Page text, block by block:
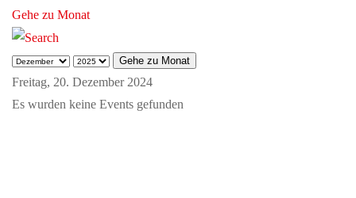
Gehe zu Monat
Gehe zu Monat
Freitag, 20. Dezember 2024
Es wurden keine Events gefunden